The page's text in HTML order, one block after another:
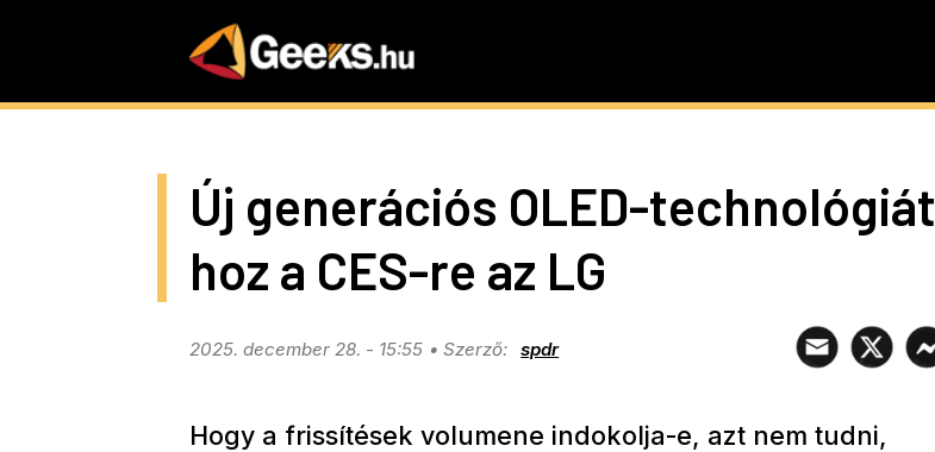
Új generációs OLED-technológiát
hoz a CES-re az LG
2025. december 28. - 15:55 spdr
Hogy a frissítések volumene indokolja-e, azt nem tudni,